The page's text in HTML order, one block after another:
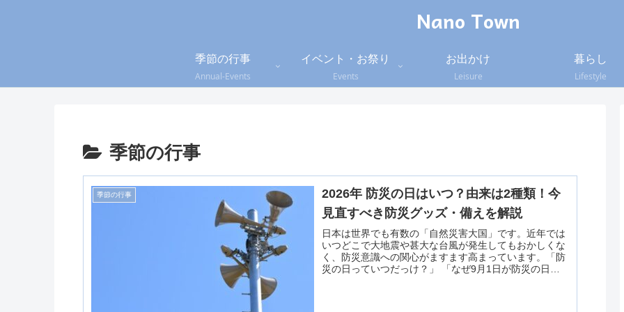
Nano Town
季節の行事
Annual-Events
イベント・お祭り
Events
お出かけ
Leisure
暮らし
Lifestyle
季節の行事
季節の行事
2026年 防災の日はいつ？由来は2種類！今
見直すべき防災グッズ・備えを解説
日本は世界でも有数の「自然災害大国」です。近年では
いつどこで大地震や甚大な台風が発生してもおかしくな
く、防災意識への関心がますます高まっています。「防
災の日っていつだっけ？」 「なぜ9月1日が防災の日に